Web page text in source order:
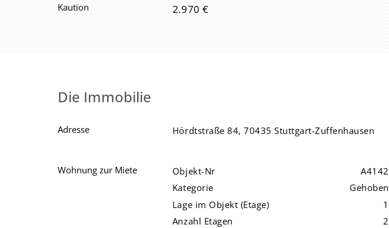
Kaution
2.970 €
Die Immobilie
Adresse Hördtstraße 84, 70435 Stuttgart-Zuffenhausen
Wohnung zur Miete Objekt-Nr
A4142
Kategorie
Gehoben
Lage im Objekt (Etage)
1
Anzahl Etagen
2